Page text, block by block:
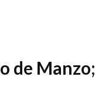
de Manzo;